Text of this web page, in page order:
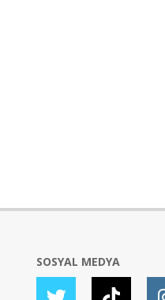
SOSYAL MEDYA